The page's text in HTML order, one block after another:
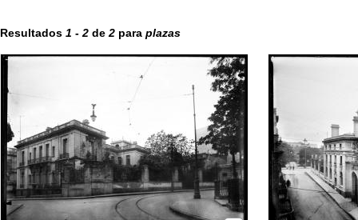
Resultados 1 - 2 de 2 para plazas